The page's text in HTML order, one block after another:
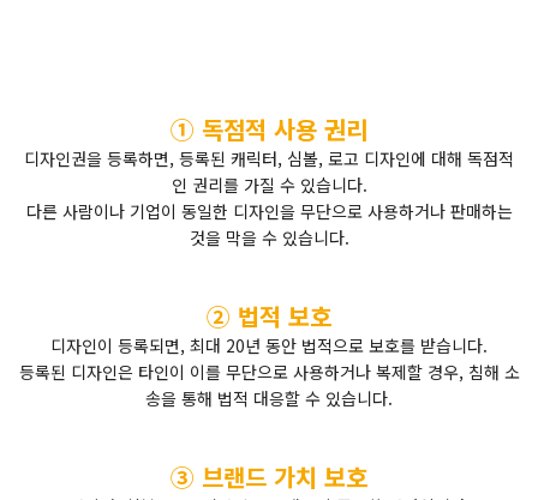
① 독점적 사용 권리
디자인권을 등록하면, 등록된 캐릭터, 심볼, 로고 디자인에 대해 독점적
인 권리를 가질 수 있습니다.
다른 사람이나 기업이 동일한 디자인을 무단으로 사용하거나 판매하는
것을 막을 수 있습니다.
② 법적 보호
디자인이 등록되면, 최대 20년 동안 법적으로 보호를 받습니다.
등록된 디자인은 타인이 이를 무단으로 사용하거나 복제할 경우, 침해 소
송을 통해 법적 대응할 수 있습니다.
③ 브랜드 가치 보호